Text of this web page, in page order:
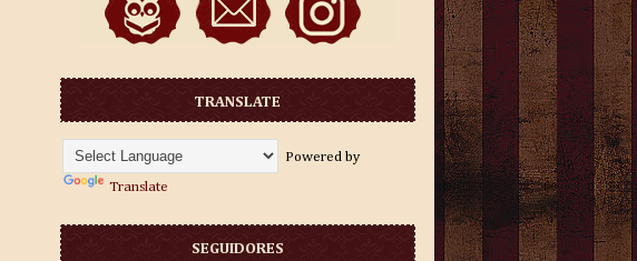
TRANSLATE
Powered by
Translate
SEGUIDORES